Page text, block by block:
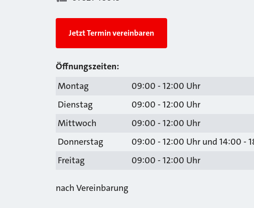
Jetzt Termin vereinbaren
Öffnungszeiten:
Montag
09:00 - 12:00 Uhr
Dienstag
09:00 - 12:00 Uhr
Mittwoch
09:00 - 12:00 Uhr
Donnerstag
09:00 - 12:00 Uhr und 14:00 -
Freitag
09:00 - 12:00 Uhr
nach Vereinbarung